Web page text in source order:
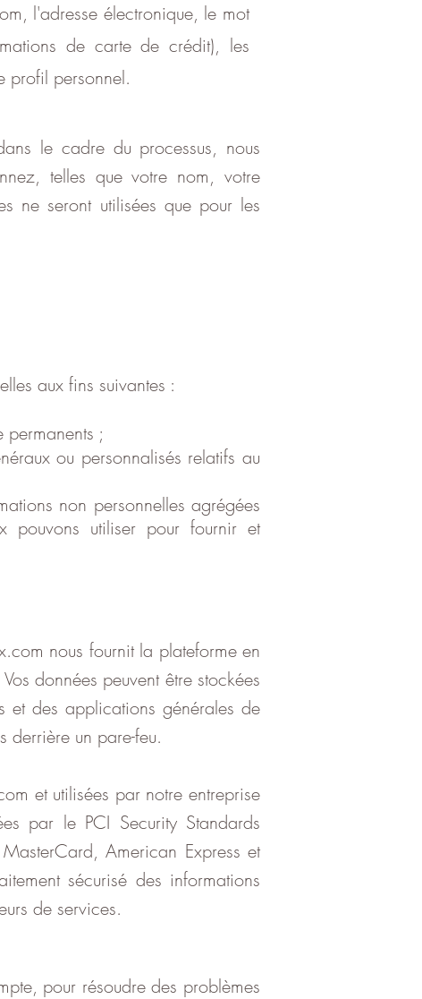
l'adresse électronique, le mot
de carte de crédit), les
profil personnel.
le cadre du processus, nous
telles que votre nom, votre
ne seront utilisées que pour les
aux fins suivantes :
permanents ;
ou personnalisés relatifs au
non personnelles agrégées
pouvons utiliser pour fournir et
nous fournit la plateforme en
données peuvent être stockées
des applications générales de
derrière un pare-feu.
et utilisées par notre entreprise
par le PCI Security Standards
American Express et
sécurisé des informations
de services.
pour résoudre des problèmes